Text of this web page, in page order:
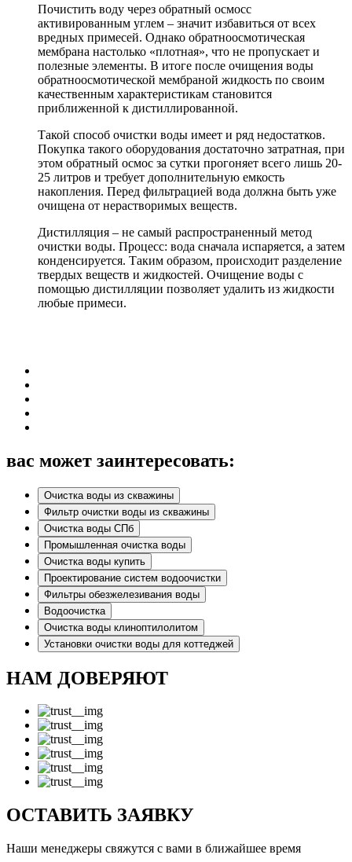
Почистить воду через обратный осмосс
активированным углем – значит избавиться от всех
вредных примесей. Однако обратноосмотическая
мембрана настолько «плотная», что не пропускает и
полезные элементы. В итоге после очищения воды
обратноосмотической мембраной жидкость по своим
качественным характеристикам становится
приближенной к дистиллированной.
Такой способ очистки воды имеет и ряд недостатков.
Покупка такого оборудования достаточно затратная, при
этом обратный осмос за сутки прогоняет всего лишь 20-
25 литров и требует дополнительную емкость
накопления. Перед фильтрацией вода должна быть уже
очищена от нерастворимых веществ.
Дистилляция – не самый распространенный метод
очистки воды. Процесс: вода сначала испаряется, а затем
конденсируется. Таким образом, происходит разделение
твердых веществ и жидкостей. Очищение воды с
помощью дистилляции позволяет удалить из жидкости
любые примеси.
вас может заинтересовать:
Очистка воды из скважины
Фильтр очистки воды из скважины
Очистка воды СПб
Промышленная очистка воды
Очистка воды купить
Проектирование систем водоочистки
Фильтры обезжелезивания воды
Водоочистка
Очистка воды клиноптилолитом
Установки очистки воды для коттеджей
НАМ ДОВЕРЯЮТ
ОСТАВИТЬ ЗАЯВКУ
Наши менеджеры свяжутся с вами в ближайшее время